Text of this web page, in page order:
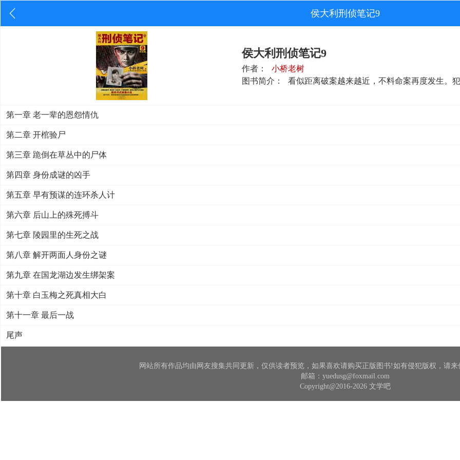
侯大利刑侦笔记9
侯大利刑侦笔记9
作者：
小桥老树
图书简介：
看似距离破案越来越近，不料命案再度发生。
第一章 老一辈的恩怨情仇
第二章 开棺验尸
第三章 跪倒在草丛中的尸体
第四章 身份成谜的凶手
第五章 早有预谋的连环杀人计
第六章 后山上的殊死搏斗
第七章 陵园里的生死之战
第八章 解开两面人身份之谜
第九章 在国龙湖边发生绑架案
第十章 白玉梅之死真相大白
第十一章 最后一战
尾声
网站所有作品均由网友搜集共同更新，仅供读者预览，如果喜欢请购买正版图书!如有侵犯版权，请来
邮箱：yuedusg@foxmail.com
Copyright@2016-2026 文学吧